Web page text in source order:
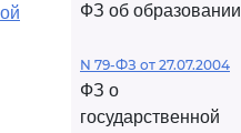
ФЗ об образовании
N 79-ФЗ от 27.07.2004
ФЗ о
государственной